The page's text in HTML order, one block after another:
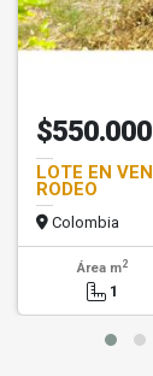
LOTE EN
RODEO
Colombia
Área m2
1